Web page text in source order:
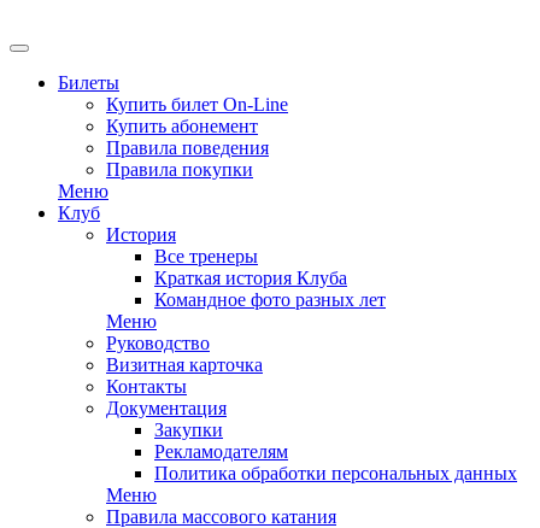
Билеты
Купить билет On-Line
Купить абонемент
Правила поведения
Правила покупки
Меню
Клуб
История
Все тренеры
Краткая история Клуба
Командное фото разных лет
Меню
Руководство
Визитная карточка
Контакты
Документация
Закупки
Рекламодателям
Политика обработки персональных данных
Меню
Правила массового катания